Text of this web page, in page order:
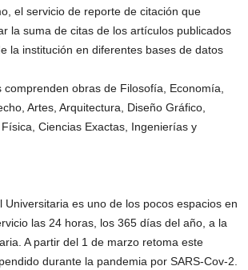
el servicio de reporte de citación que
la suma de citas de los artículos publicados
la institución en diferentes bases de datos
comprenden obras de Filosofía, Economía,
Artes, Arquitectura, Diseño Gráfico,
Ciencias Exactas, Ingenierías y
Universitaria es uno de los pocos espacios en
las 24 horas, los 365 días del año, a la
A partir del 1 de marzo retoma este
durante la pandemia por SARS-Cov-2.